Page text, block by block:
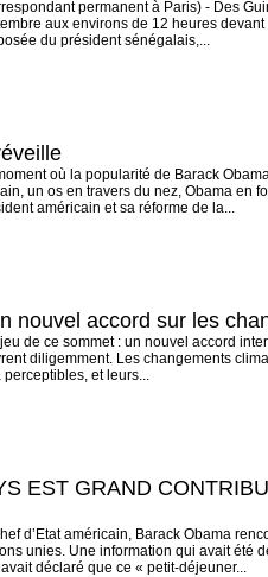
permanent à Paris) - Des
aux environs de 12 heures
du président sénégalais,...
où la popularité de Barack
un os en travers du nez, Obama en
américain et sa réforme de la...
nouvel accord sur les
de ce sommet : un nouvel accord
diligemment. Les changements
perceptibles, et leurs...
EST GRAND
d’Etat américain, Barack Obama
unies. Une information qui avait été
avait déclaré que ce « petit-déjeuner...